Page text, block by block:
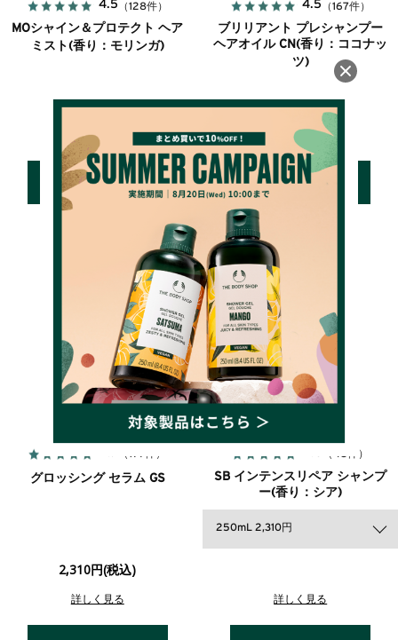
4.5 （128件）
MOシャイン＆プロテクト ヘア
ミスト(香り：モリンガ)
2,530円(税込)
詳しく見る
カートに入れる
4.5 （167件）
ブリリアント プレシャンプー
ヘアオイル CN(香り：ココナッ
ツ)
2,530円(税込)
詳しく見る
カートに入れる
グロッシング セラム GS
2,310円(税込)
詳しく見る
（48件）
SB インテンスリペア シャンプ
ー(香り：シア)
250mL 2,310円
詳しく見る